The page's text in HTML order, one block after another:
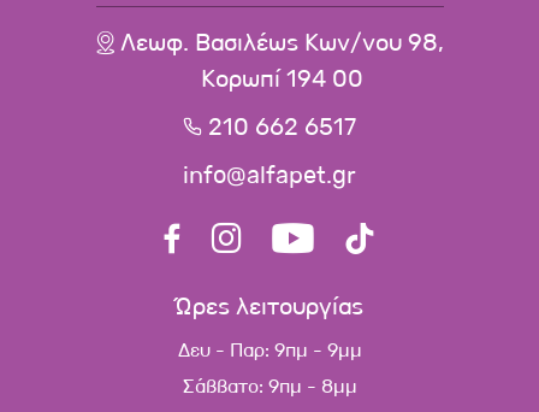
Λεωφ. Βασιλέως Κων/νου 98,
Κορωπί 194 00
210 662 6517
info@alfapet.gr
Ώρες λειτουργίας
Δευ - Παρ: 9πμ - 9μμ
Σάββατο: 9πμ - 8μμ